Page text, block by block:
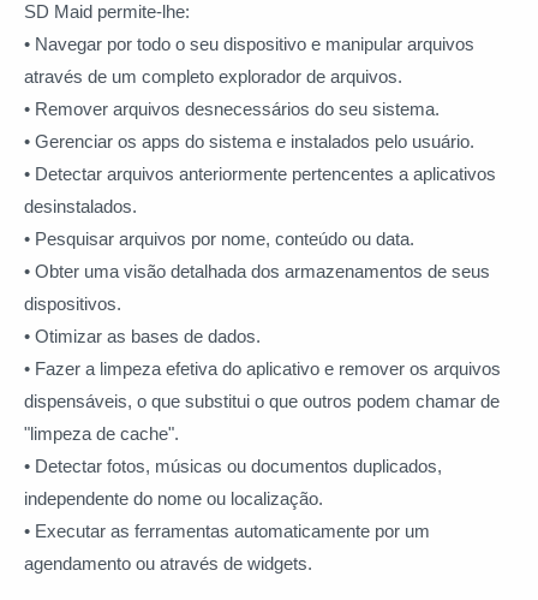
SD Maid permite-lhe:
• Navegar por todo o seu dispositivo e manipular arquivos
através de um completo explorador de arquivos.
• Remover arquivos desnecessários do seu sistema.
• Gerenciar os apps do sistema e instalados pelo usuário.
• Detectar arquivos anteriormente pertencentes a aplicativos
desinstalados.
• Pesquisar arquivos por nome, conteúdo ou data.
• Obter uma visão detalhada dos armazenamentos de seus
dispositivos.
• Otimizar as bases de dados.
• Fazer a limpeza efetiva do aplicativo e remover os arquivos
dispensáveis, o que substitui o que outros podem chamar de
"limpeza de cache".
• Detectar fotos, músicas ou documentos duplicados,
independente do nome ou localização.
• Executar as ferramentas automaticamente por um
agendamento ou através de widgets.